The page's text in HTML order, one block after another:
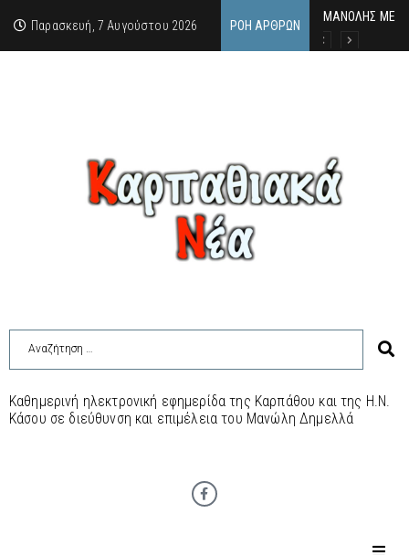
Παρασκευή, 7 Αυγούστου 2026 ΡΟΉ ΆΡΘΡΩΝ
MΑΝΟΛΗΣ
ΕΚΔΗΛΩΣΗ
Κάθε
Καθημερινή ηλεκτρονική εφημερίδα της Καρπάθου και της Η.Ν.
Κάσου σε διεύθυνση και επιμέλεια του Μανώλη Δημελλά